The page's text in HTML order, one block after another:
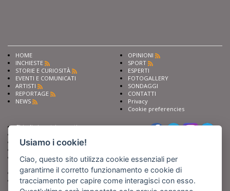
HOME
INCHIESTE
STORIE E CURIOSITÀ
EVENTI E COMUNICATI
ARTISTI
REPORTAGE
NEWS
OPINIONI
SPORT
ESPERTI
FOTOGALLERY
SONDAGGI
CONTATTI
Privacy
Cookie preferencies
Chiedi ai nostri esperti
Fai pubblicità con noi
Iscriviti al nostro corso di
giornalismo
Compra i nostri libri
Entra in Barinedita Map
Usiamo i cookie!
Ciao, questo sito utilizza cookie essenziali per
garantirne il corretto funzionamento e cookie di
tracciamento per capire come interagisci con esso.